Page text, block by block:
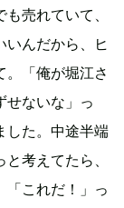
売れていて、
いんだから、ヒ
。「俺が堀江さ
せないな」っ
した。中途半端
考えてたら、
「これだ！」っ